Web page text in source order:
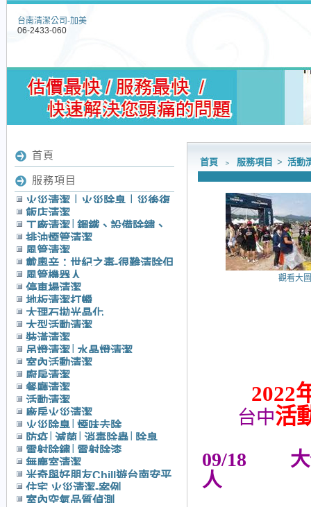
台南清潔公司-加美
06-2433-060
首頁 ﹥ 服務項目 > 活動
觀看大
2022
台中活
09/18 大佳
人
首頁
服務項目
火災清潔｜火災除臭｜災後復
原
飯店清潔
工廠清潔│鋼鐵、設備除鏽、
除漆│無塵室清潔│中央廚房清
潔
排油煙管清潔
風管清潔
戴奧辛：世紀之毒-很難清除但
必須清除的毒素
風管機器人
停車場清潔
地板清潔打蠟
大理石拋光晶化
大型活動清潔
裝潢清潔
吊燈清潔│水晶燈清潔
室內活動清潔
廚房清潔
餐廳清潔
活動清潔
廠房火災清潔
火災除臭│煙味去除
防疫│滅菌│消毒除蟲│除臭
雷射除鏽│雷射除漆
無塵室清潔
米奇與好朋友Chill遊台南安平
港活動清潔
住宅 火災清潔-案例
室內空氣品質偵測